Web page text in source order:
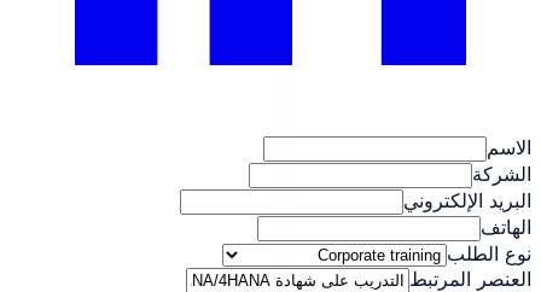
الاسم
الشركة
البريد الإلكتروني
الهاتف
نوع الطلب
العنصر المرتبط